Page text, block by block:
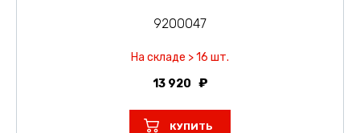
9200047
На складе > 16 шт.
13 920
КУПИТЬ